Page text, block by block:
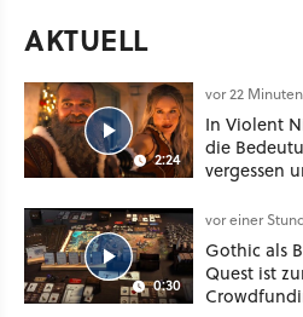
AKTUELL
2:24
vor 22 Minuten
In Violent
die
vergessen
0:30
vor einer
Gothic als
Quest ist